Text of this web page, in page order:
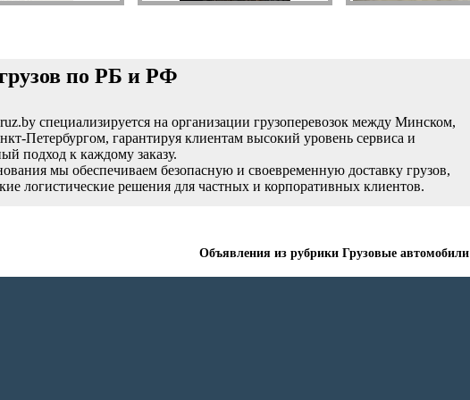
по РБ и РФ
специализируется на организации грузоперевозок между Минском,
Петербургом, гарантируя клиентам высокий уровень сервиса и
подход к каждому заказу.
мы обеспечиваем безопасную и своевременную доставку грузов,
логистические решения для частных и корпоративных клиентов.
Объявления из рубрики Грузовые автомобили